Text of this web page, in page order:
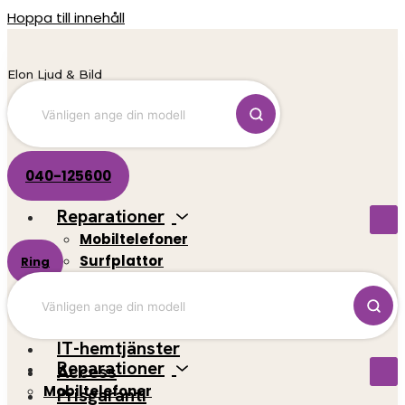
Hoppa till innehåll
Elon Ljud & Bild
040-125600
Reparationer
Mobiltelefoner
Surfplattor
Datorer
IT-hemtjänster
Access
Prisgaranti
Ring
Reparationer
Mobiltelefoner